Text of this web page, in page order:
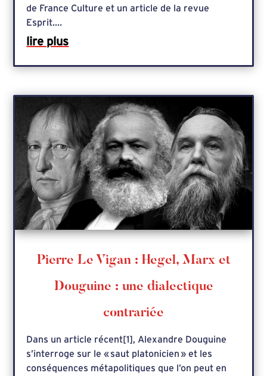
de France Culture et un article de la revue
Esprit....
lire plus
Pierre Le Vigan : Hegel, Marx et
Douguine : une dialectique
contrariée
Dans un article récent[1], Alexandre Douguine
s’interroge sur le « saut platonicien » et les
conséquences métapolitiques que l’on peut en